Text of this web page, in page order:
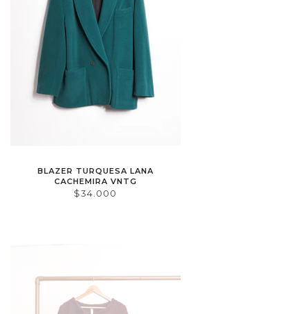
BLAZER TURQUESA LANA
CACHEMIRA VNTG
$34.000